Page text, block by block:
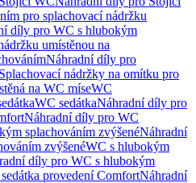
pro splachovací nádržku
díly pro WC s hlubokým
umístěnou na
Náhradní díly pro
Splachovací nádržky na omítku pro
na WC míseWC
WC sedátkaNáhradní díly pro
Náhradní díly pro WC
splachováním zvýšenéNáhradní
zvýšenéWC s hlubokým
díly pro WC s hlubokým
provedení ComfortNáhradní